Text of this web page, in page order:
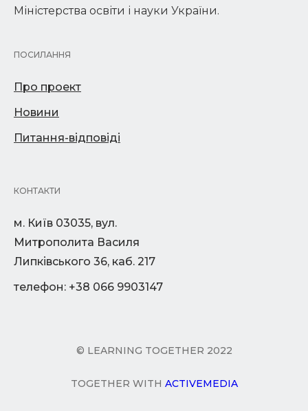
Міністерства освіти і науки України.
ПОСИЛАННЯ
Про проект
Новини
Питання-відповіді
КОНТАКТИ
м. Київ 03035, вул.
Митрополита Василя
Липківського 36, каб. 217
телефон: +38 066 9903147
© LEARNING TOGETHER 2022
TOGETHER WITH ACTIVEMEDIA